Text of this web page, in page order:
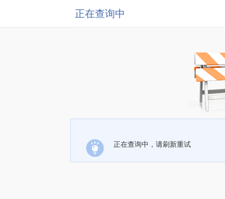
正在查询中
正在查询中，请刷新重试